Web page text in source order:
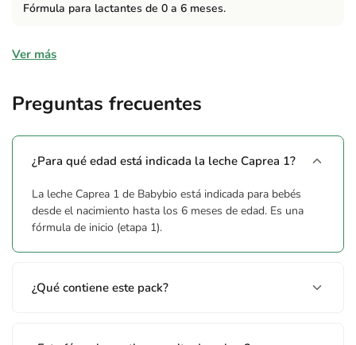
Fórmula para lactantes de 0 a 6 meses.
Alérgenos
Ver más
Preguntas frecuentes
¿Para qué edad está indicada la leche Caprea 1?
La leche Caprea 1 de Babybio está indicada para bebés
desde el nacimiento hasta los 6 meses de edad. Es una
fórmula de inicio (etapa 1).
¿Qué contiene este pack?